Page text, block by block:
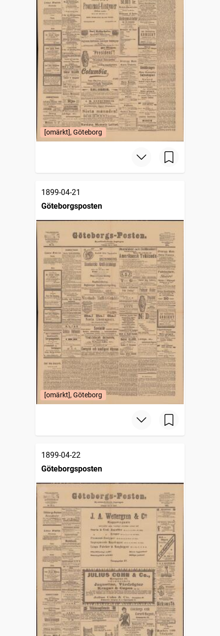
[omärkt], Göteborg
1899-04-21
Göteborgsposten
[omärkt], Göteborg
1899-04-22
Göteborgsposten